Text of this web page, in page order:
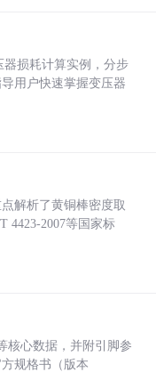
器损耗计算实例，分步
用户快速掌握变压器
解析了黄铜棒密度取
4423-2007等国家标
核心数据，并附引脚参
规格书（版本